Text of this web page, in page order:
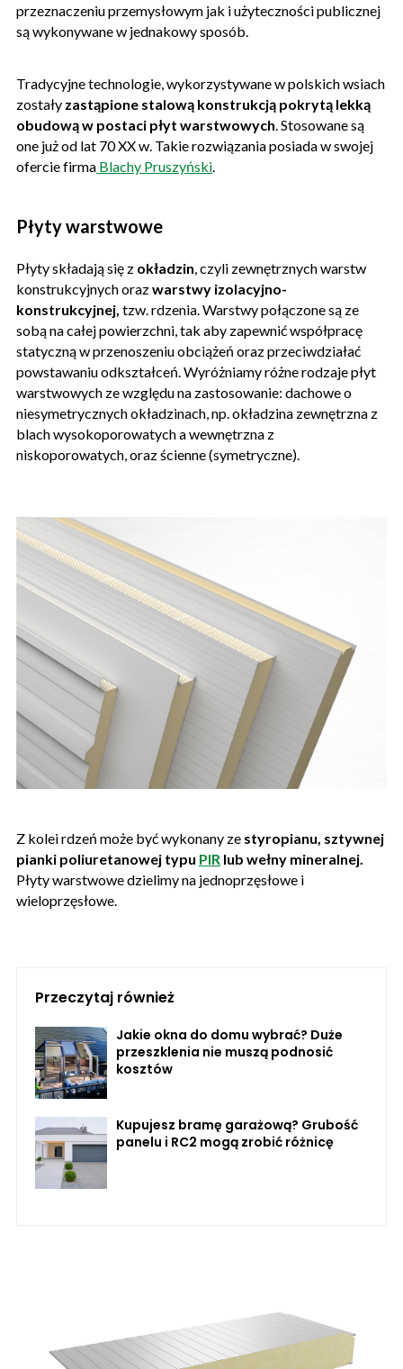
przeznaczeniu przemysłowym jak i użyteczności publicznej
są wykonywane w jednakowy sposób.
Tradycyjne technologie, wykorzystywane w polskich wsiach
zostały zastąpione stalową konstrukcją pokrytą lekką
obudową w postaci płyt warstwowych . Stosowane są
one już od lat 70 XX w. Takie rozwiązania posiada w swojej
ofercie firma Blachy Pruszyński
Płyty warstwowe
Płyty składają się z okładzin , czyli zewnętrznych warstw
konstrukcyjnych orazwarstwy izolacyjno-
konstrukcyjnej, tzw. rdzenia. Warstwy połączone są ze
sobą na całej powierzchni, tak aby zapewnić współpracę
statyczną w przenoszeniu obciążeń oraz przeciwdziałać
powstawaniu odkształceń. Wyróżniamy różne rodzaje płyt
warstwowych ze względu na zastosowanie: dachowe o
niesymetrycznych okładzinach, np. okładzina zewnętrzna z
blach wysokoporowatych a wewnętrzna z
niskoporowatych, oraz ścienne (symetryczne).
Z kolei rdzeń może być wykonany ze styropianu, sztywnej
pianki poliuretanowej typu PIR lub wełny mineralnej.
Płyty warstwowe dzielimy na jednoprzęsłowe i
wieloprzęsłowe.
Przeczytaj również
Jakie okna do domu wybrać? Duże
przeszklenia nie muszą podnosić
kosztów
Kupujesz bramę garażową? Grubość
panelu i RC2 mogą zrobić różnicę